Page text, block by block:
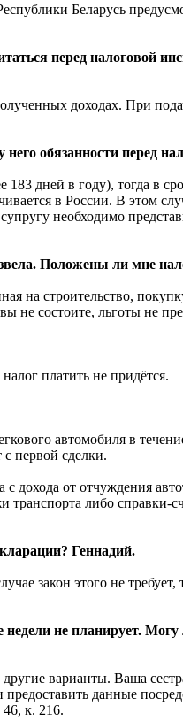
Беларусь
перед налоговой
доходах. При
обязанности перед
дней в году), тогда в
в России. В этом
необходимо
Положены ли мне
на строительство,
не состоите, льготы не
платить не придётся.
автомобиля в
первой сделки.
от отчуждения
либо справки-
Геннадий.
закон этого не
не планирует.
варианты. Ваша
данные
к. 216.